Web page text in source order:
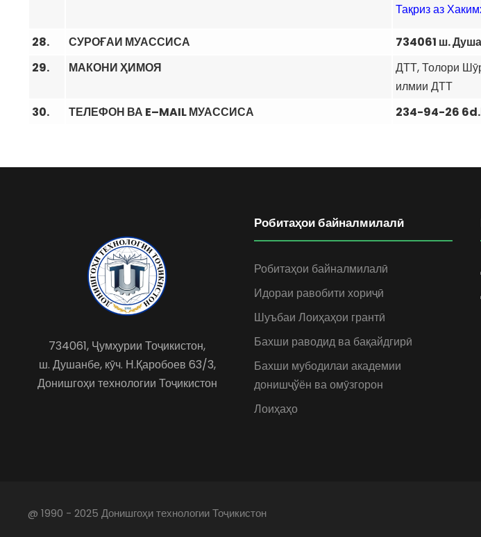
Тақриз аз
28. СУРОҒАИ МУАССИСА
734061 ш.
29.
МАКОНИ ҲИМОЯ
ДТТ, Толори
илмии ДТТ
30.
ТЕЛЕФОН ВА E–MAILМУАССИСА 234-94-26
734061, Ҷумҳурии Тоҷикистон,
ш. Душанбе, кӯч. Н.Қаробоев 63/3,
Донишгоҳи технологии Тоҷикистон
Робитаҳои байналмилалӣ
Робитаҳои байналмилалӣ
Идораи равобити хориҷӣ
Шуъбаи Лоиҳаҳои грантӣ
Бахши раводид ва бақайдгирӣ
Бахши мубодилаи академии
донишҷўён ва омӯзгорон
Лоиҳаҳо
@ 1990 - 2025 Донишгоҳи технологии Тоҷикистон